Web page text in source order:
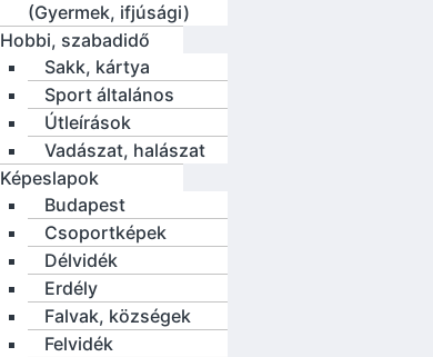
(Gyermek, ifjúsági)
Hobbi, szabadidő
Sakk, kártya
Sport általános
Útleírások
Vadászat, halászat
Képeslapok
Budapest
Csoportképek
Délvidék
Erdély
Falvak, községek
Felvidék